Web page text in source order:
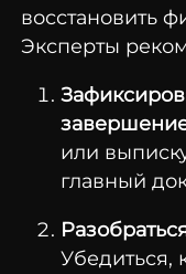
восстановить
Эксперты
или
главный
Убедиться,